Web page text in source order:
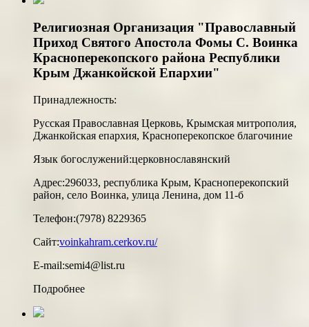
Религиозная Организация "Православный
Приход Святого Апостола Фомы С. Воинка
Красноперекопского района Республики
Крым Джанкойской Епархии"
Принадлежность:
Русская Православная Церковь, Крымская митрополия,
Джанкойская епархия, Красноперекопское благочиние
Язык богослужений:церковнославянский
Адрес:296033, республика Крым, Красноперекопский
район, село Воинка, улица Ленина, дом 11-б
Телефон:(7978) 8229365
Сайт:voinkahram.cerkov.ru/
E-mail:semi4@list.ru
Подробнее